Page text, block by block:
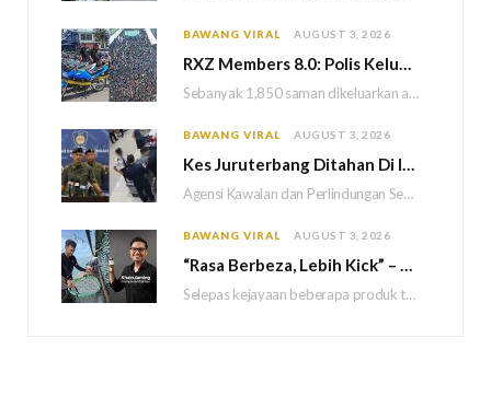
BAWANG VIRAL AUGUST 3, 2026
RXZ Members 8.0: Polis Keluar 1,850 Saman, Sita 222 Motosikal & 5 Maut
Sebanyak 1,850 saman dikeluarkan atas pelbagai kesalahan lalu lintas manakala 222 motosikal disita sepanjang penganjuran…
BAWANG VIRAL AUGUST 3, 2026
Kes Juruterbang Ditahan Di Indonesia: AKPS Dedah Bagasi Lepasi Saringan KLIA Tanpa Imej Mencurigakan
Agensi Kawalan dan Perlindungan Sempadan Malaysia (AKPS) menjelaskan bahawa semua prosedur pemeriksaan keselamatan di Lapangan…
BAWANG VIRAL AUGUST 3, 2026
“Rasa Berbeza, Lebih Kick” – Khairul Aming Sanggup Turun Ke Laut Demi Hasilkan Sambal Nyet Bilis Baharu
Selepas kejayaan beberapa produk terdahulu, usahawan dan pempengaruh, Khairul Aming kini tampil dengan produk terbaharunya…